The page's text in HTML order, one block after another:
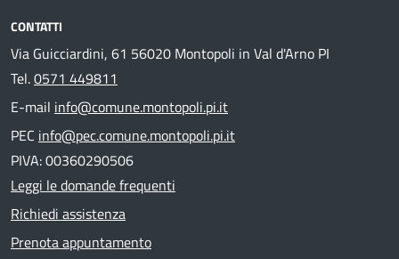
CONTATTI
Via Guicciardini, 61 56020 Montopoli in Val d'Arno PI
Tel.0571 449811
E-mail info@comune.montopoli.pi.it
PEC info@pec.comune.montopoli.pi.it
PIVA: 00360290506
Leggi le domande frequenti
Richiedi assistenza
Prenota appuntamento